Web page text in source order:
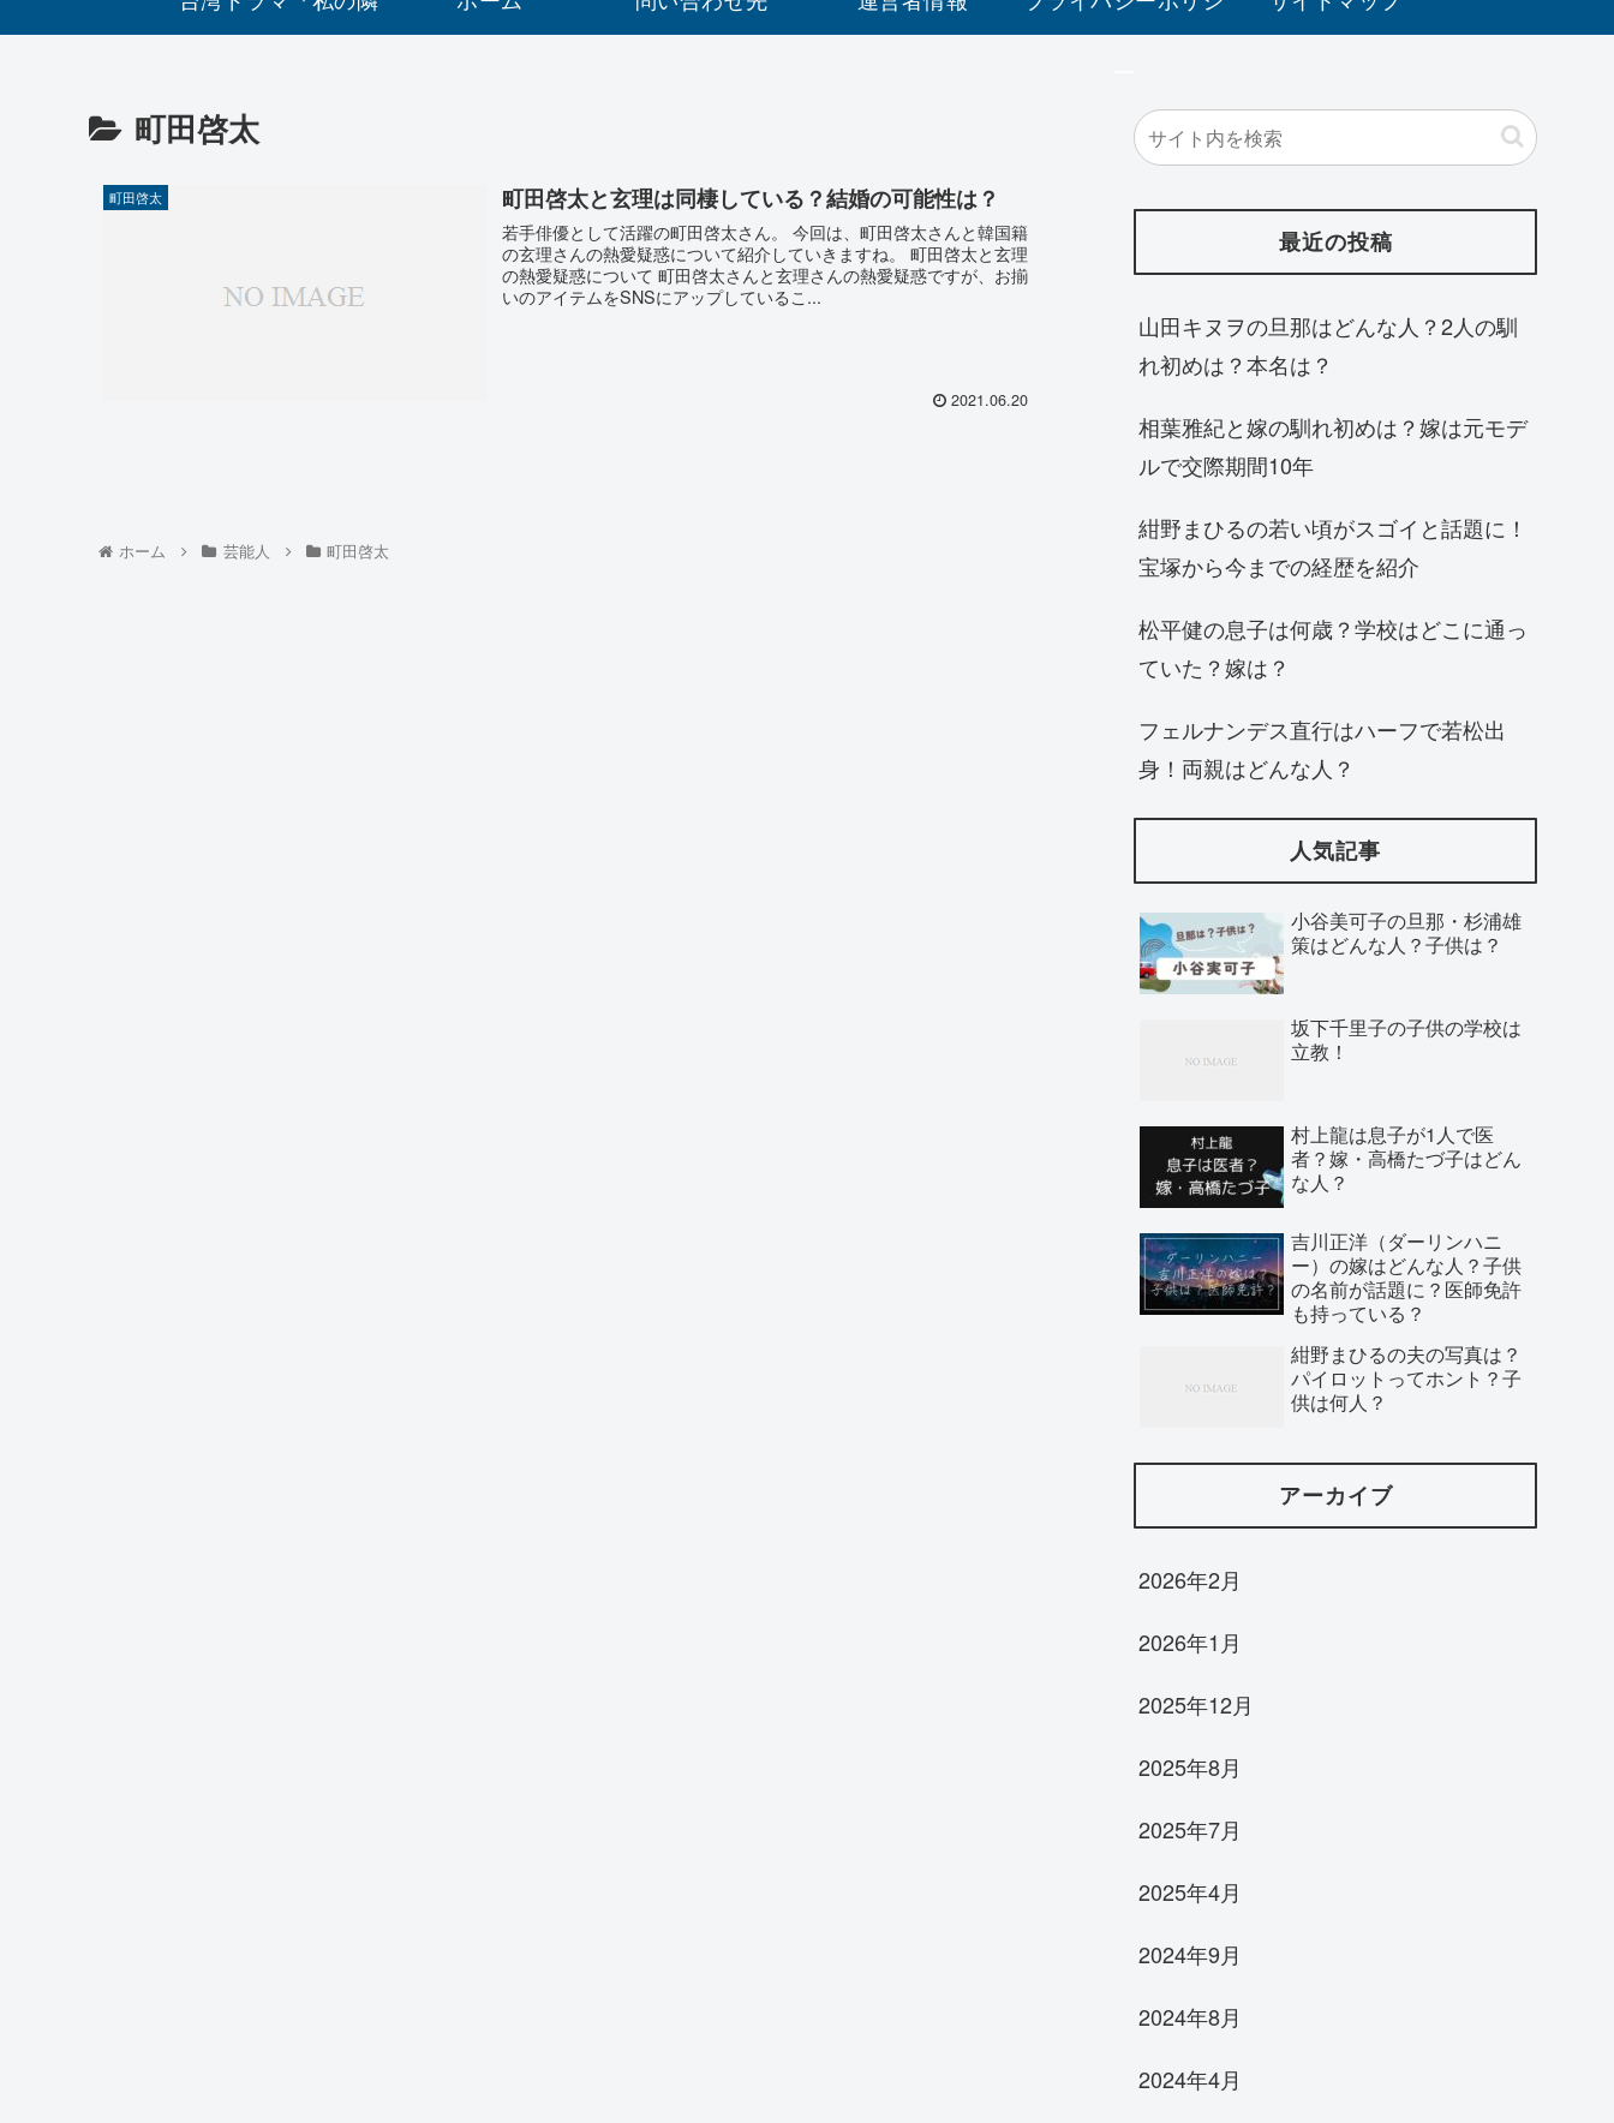
とキャストを紹
町田啓太
町田啓太 町田啓太と玄理は同棲している？結婚の可能性は？
若手俳優として活躍の町田啓太さん。 今回は、町田啓太さんと韓国籍
の玄理さんの熱愛疑惑について紹介していきますね。 町田啓太と玄理
の熱愛疑惑について 町田啓太さんと玄理さんの熱愛疑惑ですが、お揃
いのアイテムをSNSにアップしているこ...
2021.06.20
ホーム 芸能人 町田啓太
最近の投稿
山田キヌヲの旦那はどんな人？2人の馴
れ初めは？本名は？
相葉雅紀と嫁の馴れ初めは？嫁は元モデ
ルで交際期間10年
紺野まひるの若い頃がスゴイと話題に！
宝塚から今までの経歴を紹介
松平健の息子は何歳？学校はどこに通っ
ていた？嫁は？
フェルナンデス直行はハーフで若松出
身！両親はどんな人？
人気記事
小谷美可子の旦那・杉浦雄
策はどんな人？子供は？
坂下千里子の子供の学校は
立教！
村上龍は息子が1人で医
者？嫁・高橋たづ子はどん
な人？
吉川正洋（ダーリンハニ
ー）の嫁はどんな人？子供
の名前が話題に？医師免許
も持っている？
紺野まひるの夫の写真は？
パイロットってホント？子
供は何人？
アーカイブ
2026年2月
2026年1月
2025年12月
2025年8月
2025年7月
2025年4月
2024年9月
2024年8月
2024年4月